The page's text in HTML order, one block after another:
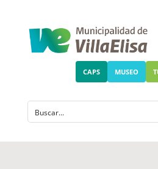
CAPS MUSEO